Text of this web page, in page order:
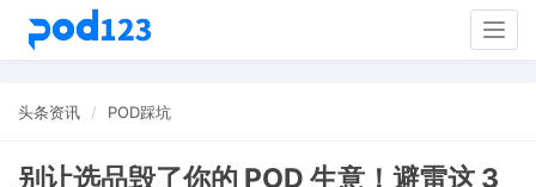
头条资讯 POD踩坑
别让选品毁了你的 POD 生意！避雷这 3